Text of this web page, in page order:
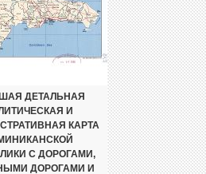
ДЕТАЛЬНАЯ
И
КАРТА
С ДОРОГАМИ,
ДОРОГАМИ И